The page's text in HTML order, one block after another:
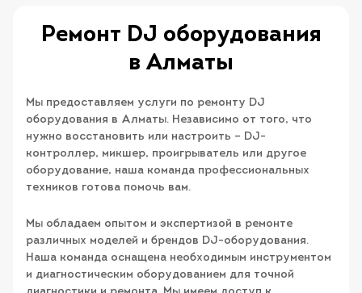
Ремонт DJ оборудования
в Алматы
Мы предоставляем услуги по ремонту DJ
оборудования в Алматы. Независимо от того, что
нужно восстановить или настроить – DJ-
контроллер, микшер, проигрыватель или другое
оборудование, наша команда профессиональных
техников готова помочь вам.
Мы обладаем опытом и экспертизой в ремонте
различных моделей и брендов DJ-оборудования.
Наша команда оснащена необходимым инструментом
и диагностическим оборудованием для точной